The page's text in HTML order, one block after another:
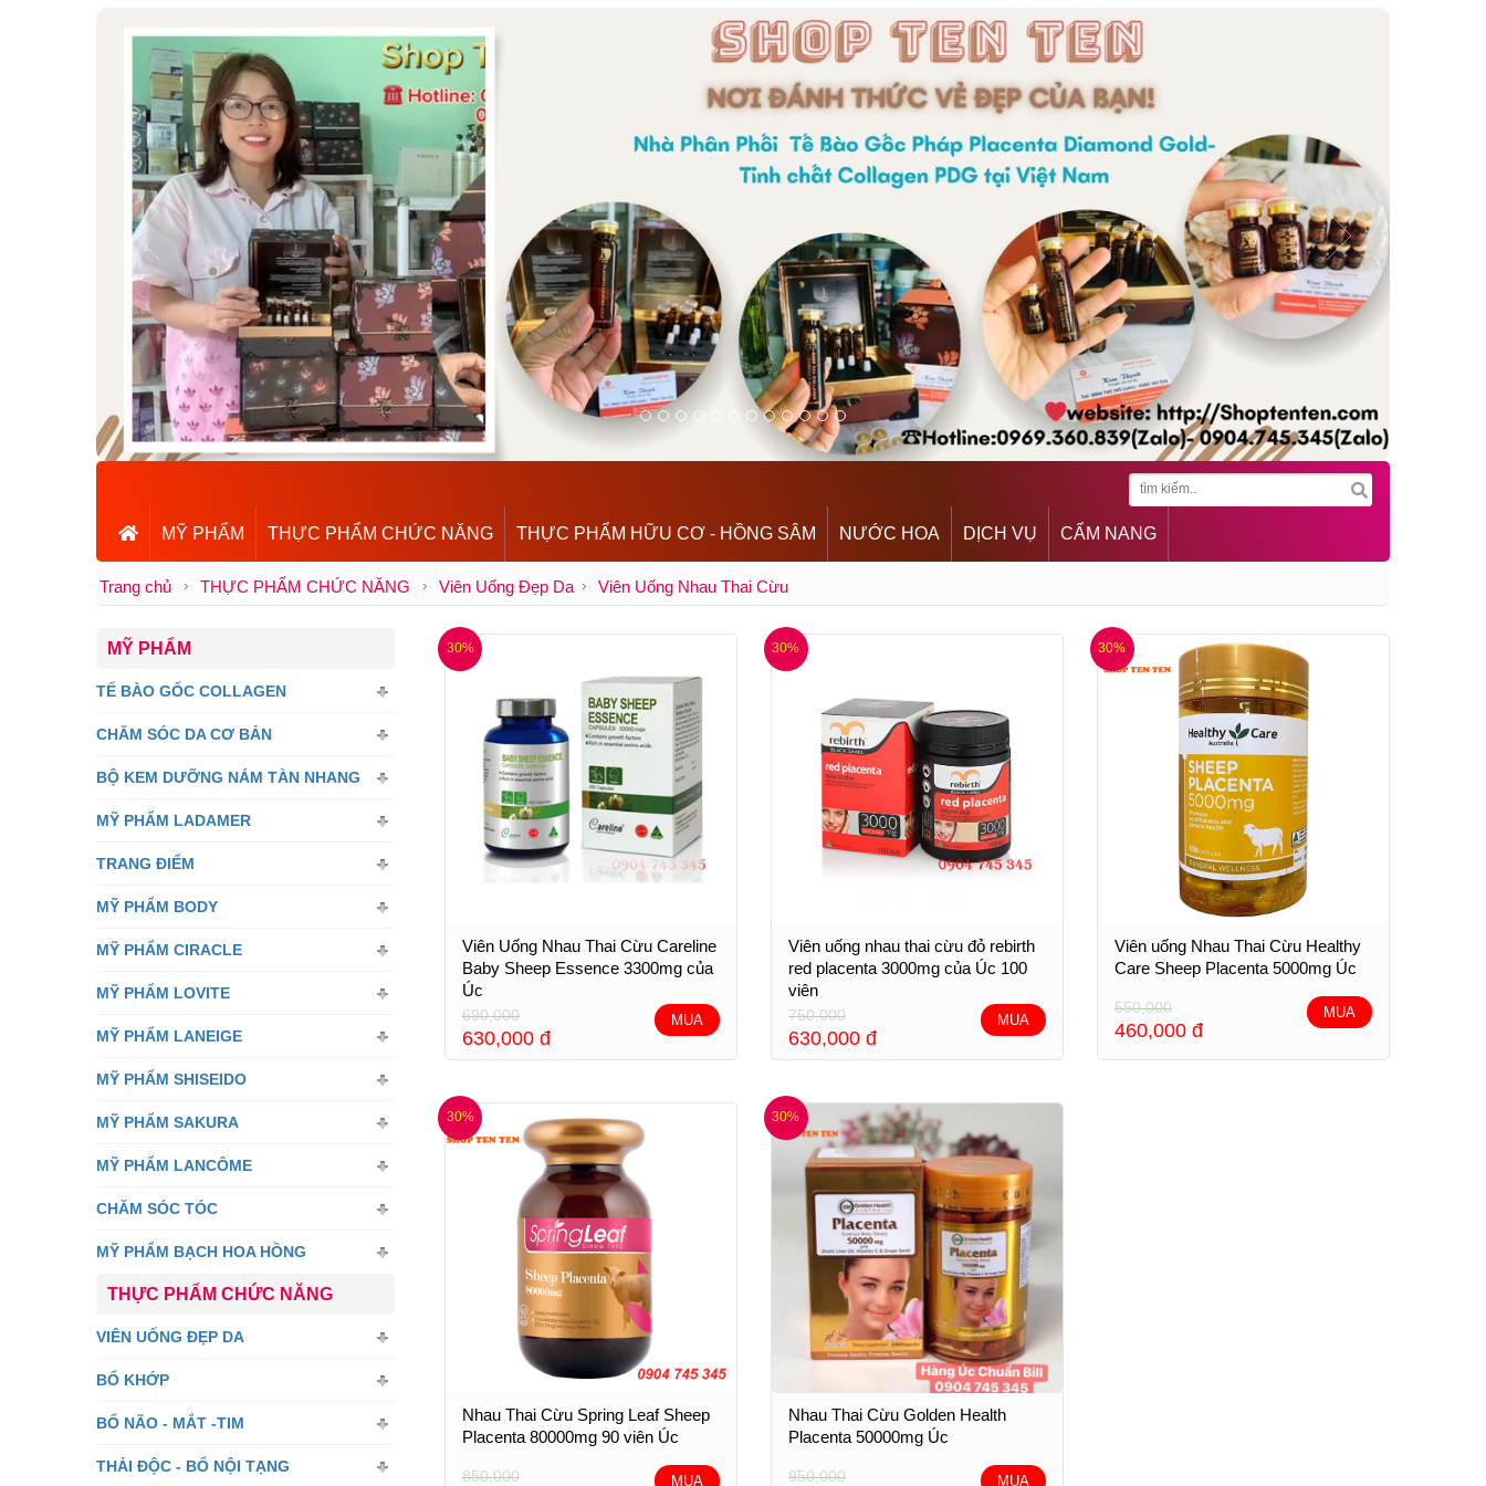
MỸ PHẨM THỰC PHẨM CHỨC NĂNG THỰC PHẨM HỮU CƠ - HỒNG SÂM NƯỚC HOA DỊCH VỤ CẨM NANG
Trang chủ THỰC PHẨM CHỨC NĂNG Viên Uống Đẹp Da Viên Uống Nhau Thai Cừu
MỸ PHẨM
TẾ BÀO GỐC COLLAGEN
CHĂM SÓC DA CƠ BẢN
BỘ KEM DƯỠNG NÁM TÀN NHANG
MỸ PHẨM LADAMER
TRANG ĐIỂM
MỸ PHẨM BODY
MỸ PHẨM CIRACLE
MỸ PHẨM LOVITE
MỸ PHẨM LANEIGE
MỸ PHẨM SHISEIDO
MỸ PHẨM SAKURA
MỸ PHẨM LANCÔME
CHĂM SÓC TÓC
MỸ PHẨM BẠCH HOA HỒNG
THỰC PHẨM CHỨC NĂNG
VIÊN UỐNG ĐẸP DA
BỔ KHỚP
BỔ NÃO - MẮT -TIM
THẢI ĐỘC - BỔ NỘI TẠNG
30%
Viên Uống Nhau Thai Cừu Careline
Baby Sheep Essence 3300mg của
Úc
690,000
630,000 đ
MUA
30%
Viên uống nhau thai cừu đỏ rebirth
red placenta 3000mg của Úc 100
viên
750,000
630,000 đ
MUA
30%
Viên uống Nhau Thai Cừu Healthy
Care Sheep Placenta 5000mg Úc
550,000
460,000 đ
MUA
30%
Nhau Thai Cừu Spring Leaf Sheep
Placenta 80000mg 90 viên Úc
850,000 MUA
30%
Nhau Thai Cừu Golden Health
Placenta 50000mg Úc
950,000 MUA